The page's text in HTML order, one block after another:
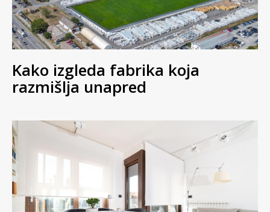
Kako izgleda fabrika koja
razmišlja unapred